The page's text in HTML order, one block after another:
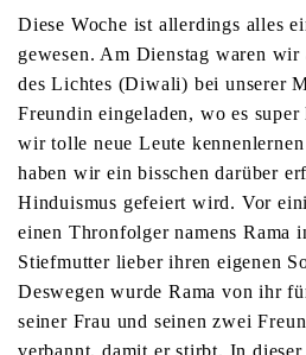
Diese Woche ist allerdings alles
gewesen. Am Dienstag waren
des Lichtes (Diwali) bei unserer
Freundin eingeladen, wo es super
wir tolle neue Leute
haben wir ein bisschen darüber
Hinduismus gefeiert wird. Vor
einen Thronfolger namens Rama
Stiefmutter lieber ihren eigenen
Deswegen wurde Rama von ihr
seiner Frau und seinen zwei